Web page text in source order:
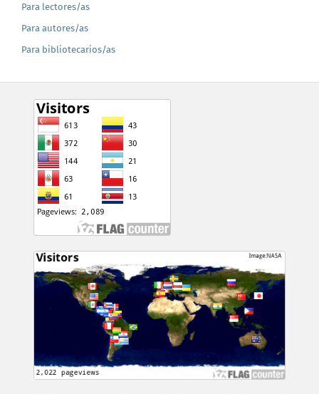
Para lectores/as
Para autores/as
Para bibliotecarios/as